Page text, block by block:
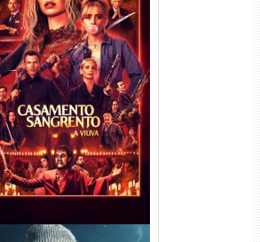
Sangrento: A
Torrent (2026) WEB-DL
1080p/4K Dual Áudio